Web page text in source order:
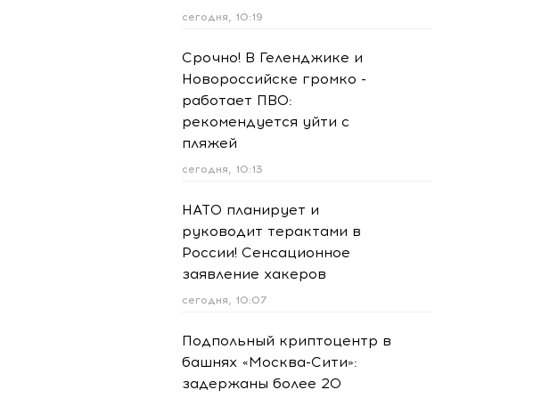
сегодня, 10:19
Срочно! В Геленджике и
Новороссийске громко -
работает ПВО:
рекомендуется уйти с
пляжей
сегодня, 10:13
НАТО планирует и
руководит терактами в
России! Сенсационное
заявление хакеров
сегодня, 10:07
Подпольный криптоцентр в
башнях «Москва-Сити»:
задержаны более 20